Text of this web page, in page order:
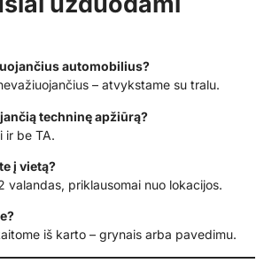
automobilius?
– atvykstame su tralu.
techninę apžiūrą?
ir be TA.
į vietą?
valandas, priklausomai nuo lokacijos.
iš karto – grynais arba pavedimu.